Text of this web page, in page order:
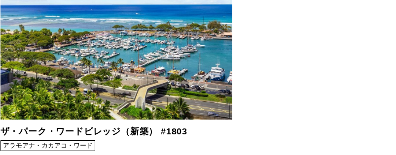
ザ・パーク・ワードビレッジ（新築） #1803
アラモアナ・カカアコ・ワード